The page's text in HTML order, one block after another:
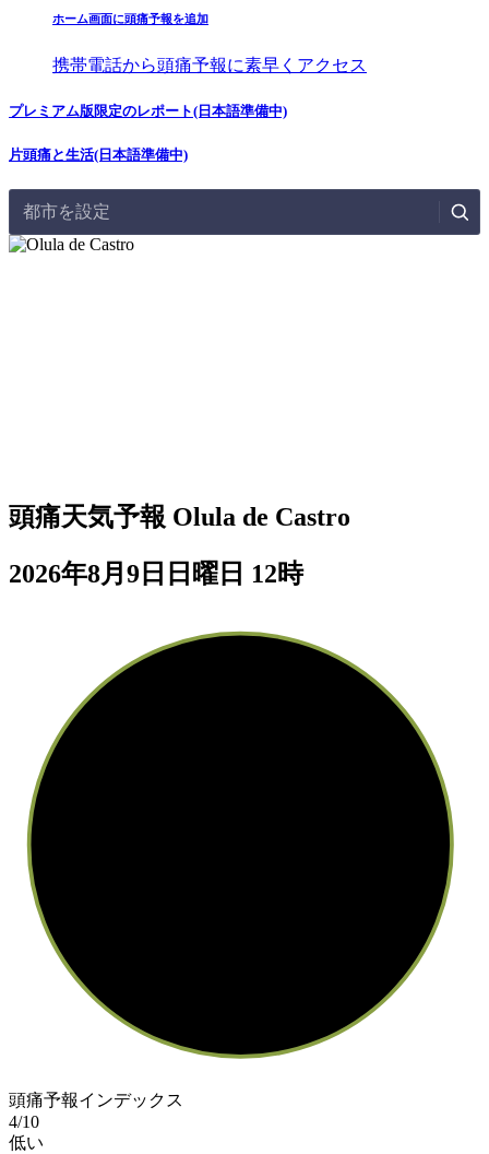
ホーム画面に頭痛予報を追加
携帯電話から頭痛予報に素早くアクセス
プレミアム版限定のレポート(日本語準備中)
片頭痛と生活(日本語準備中)
都市を設定
頭痛天気予報 Olula de Castro
2026年8月9日日曜日 12時
頭痛予報インデックス
4/10
低い